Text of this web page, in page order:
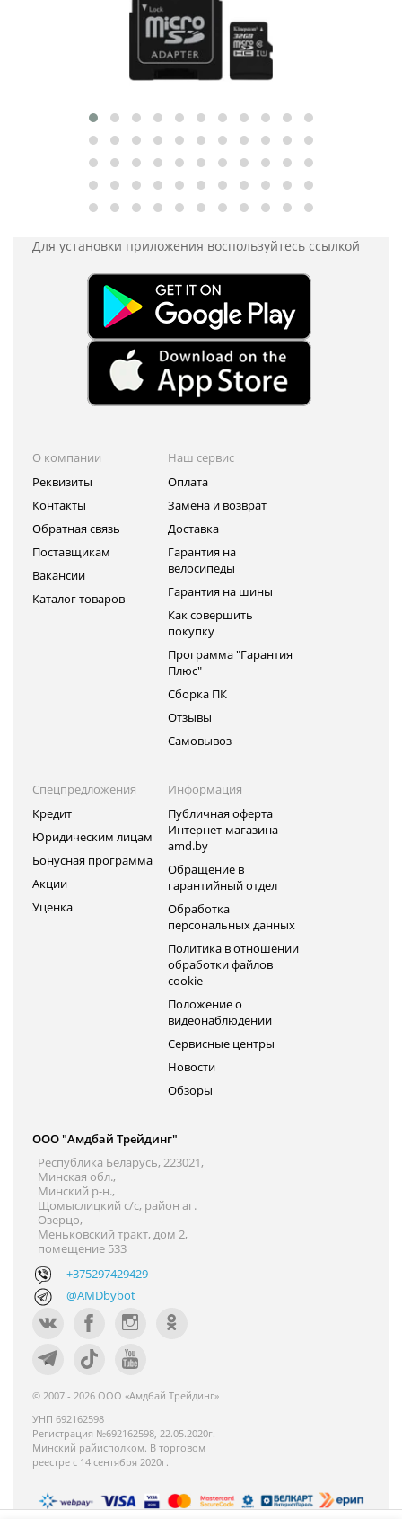
Для установки приложения воспользуйтесь ссылкой
О компании
Реквизиты
Контакты
Обратная связь
Поставщикам
Вакансии
Каталог товаров
Наш сервис
Оплата
Замена и возврат
Доставка
Гарантия на
велосипеды
Гарантия на шины
Как совершить
покупку
Программа "Гарантия
Плюс"
Сборка ПК
Отзывы
Самовывоз
Спецпредложения
Кредит
Юридическим лицам
Бонусная программа
Акции
Уценка
Информация
Публичная оферта
Интернет-магазина
amd.by
Обращение в
гарантийный отдел
Обработка
персональных данных
Политика в отношении
обработки файлов
cookie
Положение о
видеонаблюдении
Сервисные центры
Новости
Обзоры
ООО "Амдбай Трейдинг"
Республика Беларусь, 223021,
Минская обл.,
Минский р-н.,
Щомыслицкий с/с, район аг.
Озерцо,
Меньковский тракт, дом 2,
помещение 533
+375297429429
@AMDbybot
© 2007 - 2026 ООО «Амдбай Трейдинг»
УНП 692162598
Регистрация №692162598, 22.05.2020г.
Минский райисполком. В торговом
реестре с 14 сентября 2020г.